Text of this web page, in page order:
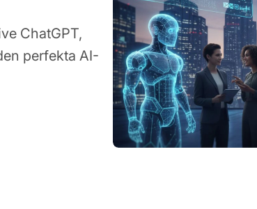
ChatGPT,
perfekta AI-